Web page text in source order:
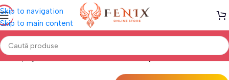
Skip to navigation
Skip to main content
Prima pagină Electrocasnice Bucătărie Cuptoare cu microunde